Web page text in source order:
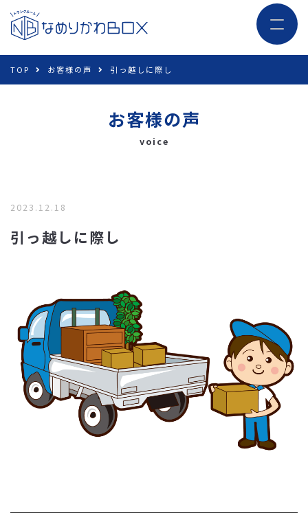
TOP お客様の声 引っ越しに際し
お客様の声
voice
2023.12.18
引っ越しに際し